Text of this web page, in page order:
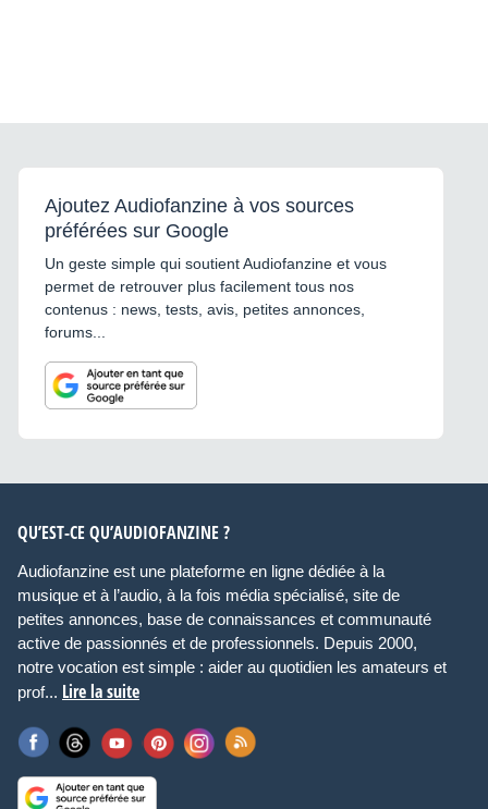
Ajoutez Audiofanzine à vos sources
préférées sur Google
Un geste simple qui soutient Audiofanzine et vous
permet de retrouver plus facilement tous nos
contenus : news, tests, avis, petites annonces,
forums...
QU’EST-CE QU’AUDIOFANZINE ?
Audiofanzine est une plateforme en ligne dédiée à la
musique et à l’audio, à la fois média spécialisé, site de
petites annonces, base de connaissances et communauté
active de passionnés et de professionnels. Depuis 2000,
notre vocation est simple : aider au quotidien les amateurs et
prof... Lire la suite